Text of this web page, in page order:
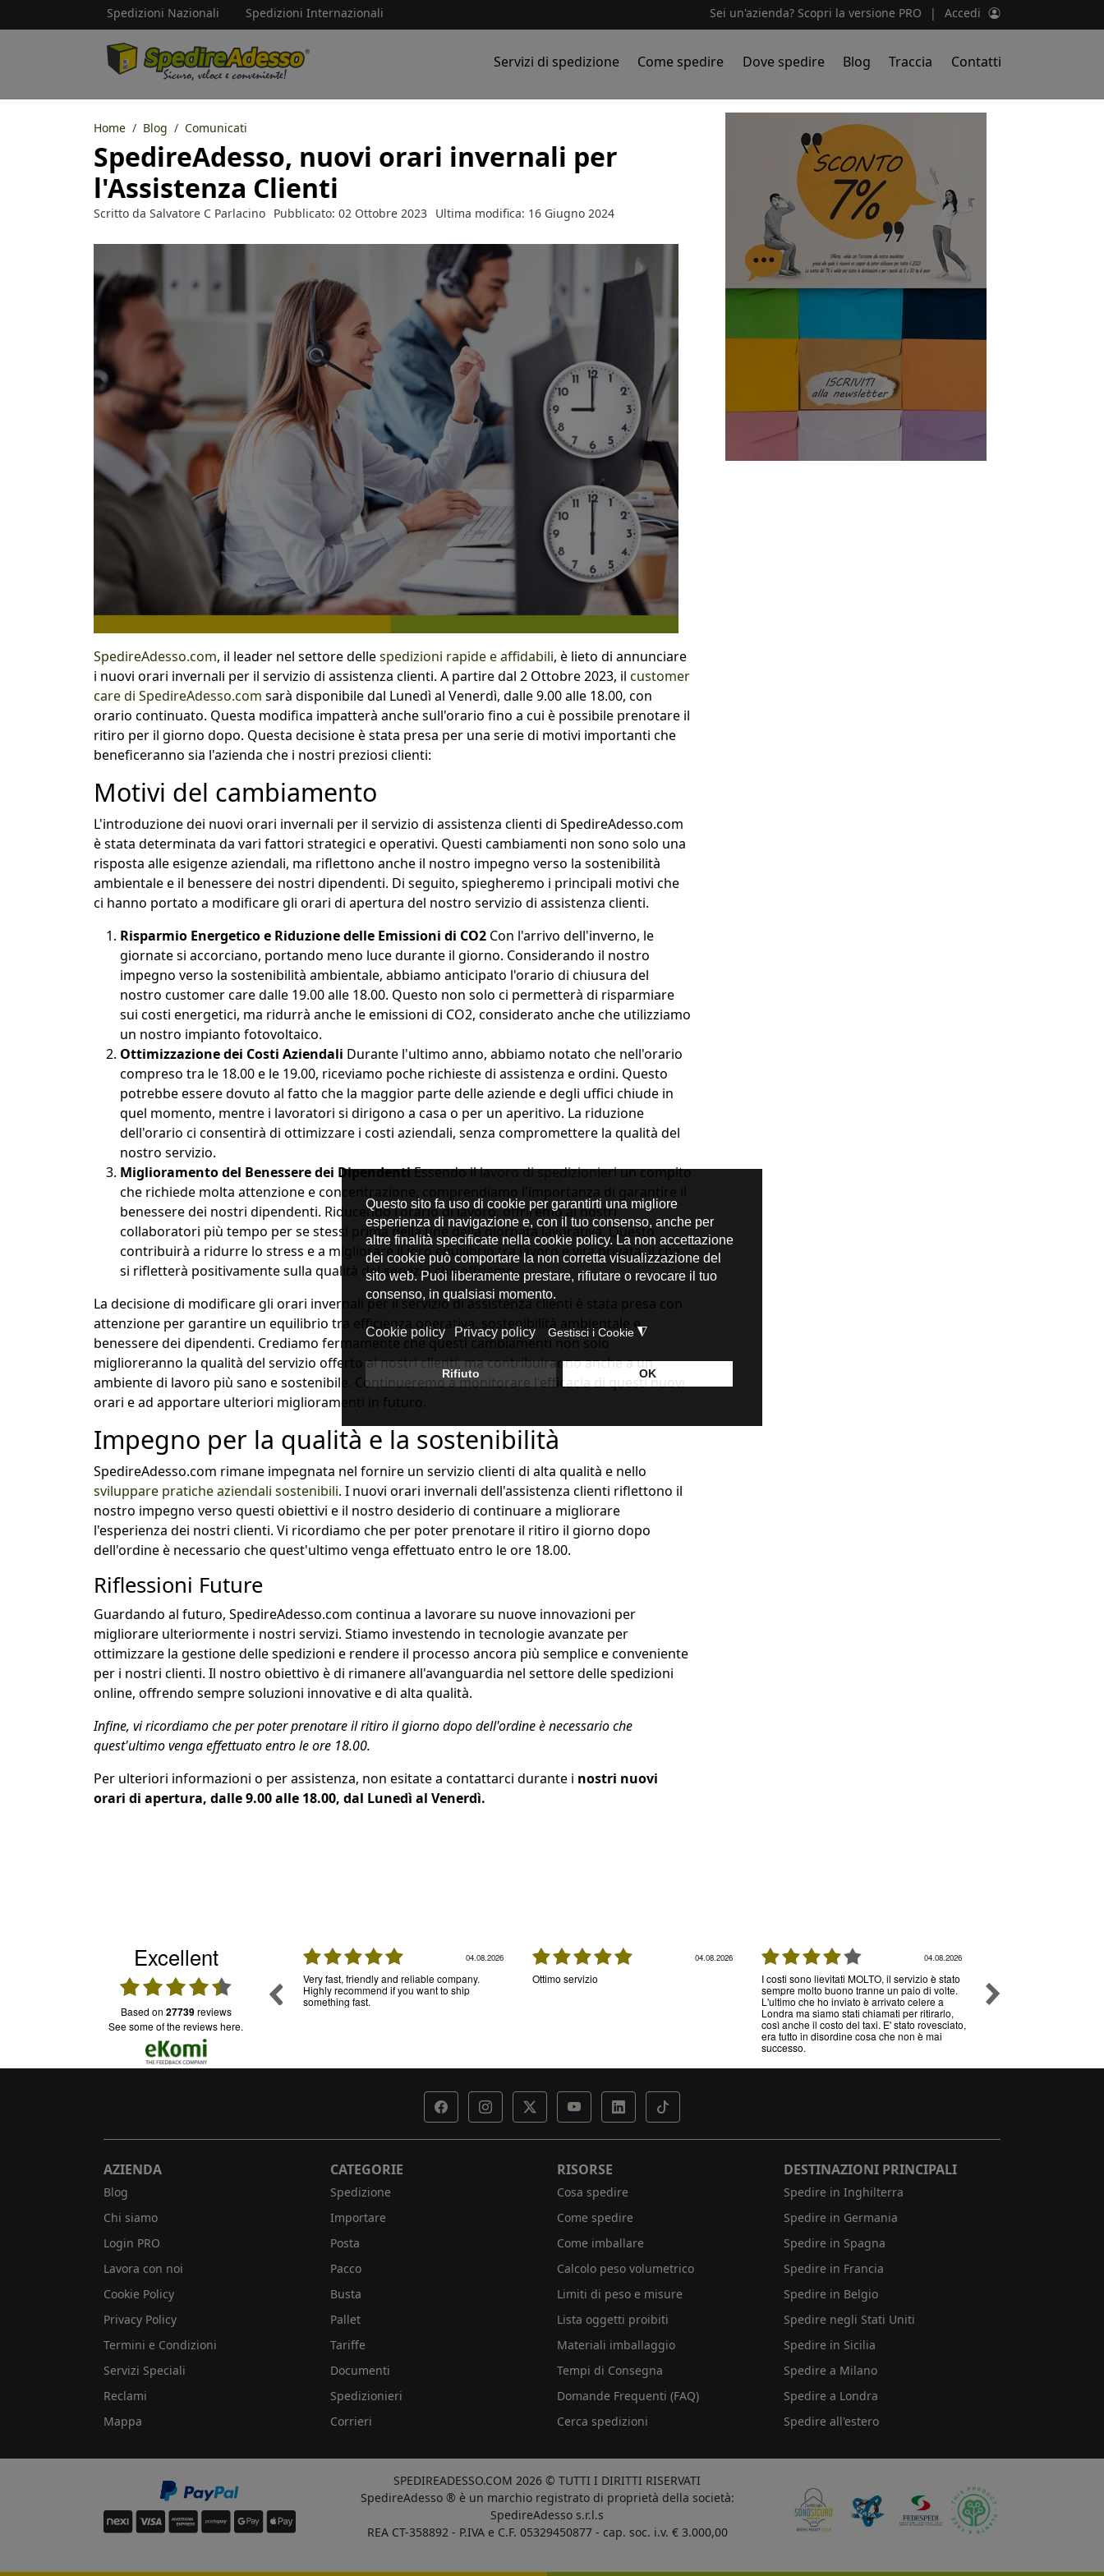
Spedizioni Nazionali Spedizioni Internazionali Sei un'azienda? Scopri la versione PRO | Accedi
Servizi di spedizione Come spedire Dove spedire Blog Traccia Contatti
Home Blog Comunicati
SpedireAdesso, nuovi orari invernali per
l'Assistenza Clienti
Scritto da Salvatore C Parlacino Pubblicato: 02 Ottobre 2023 Ultima modifica: 16 Giugno 2024
SpedireAdesso.com, il leader nel settore dellespedizioni rapide e affidabili, è lieto di annunciare
i nuovi orari invernali per il servizio di assistenza clienti. A partire dal 2 Ottobre 2023, il customer
care di SpedireAdesso.com sarà disponibile dal Lunedì al Venerdì, dalle 9.00 alle 18.00, con
orario continuato. Questa modifica impatterà anche sull'orario fino a cui è possibile prenotare il
ritiro per il giorno dopo. Questa decisione è stata presa per una serie di motivi importanti che
beneficeranno sia l'azienda che i nostri preziosi clienti:
Motivi del cambiamento
L'introduzione dei nuovi orari invernali per il servizio di assistenza clienti di SpedireAdesso.com
è stata determinata da vari fattori strategici e operativi. Questi cambiamenti non sono solo una
risposta alle esigenze aziendali, ma riflettono anche il nostro impegno verso la sostenibilità
ambientale e il benessere dei nostri dipendenti. Di seguito, spiegheremo i principali motivi che
ci hanno portato a modificare gli orari di apertura del nostro servizio di assistenza clienti.
Risparmio Energetico e Riduzione delle Emissioni di CO2 Con l'arrivo dell'inverno, le
giornate si accorciano, portando meno luce durante il giorno. Considerando il nostro
impegno verso la sostenibilità ambientale, abbiamo anticipato l'orario di chiusura del
nostro customer care dalle 19.00 alle 18.00. Questo non solo ci permetterà di risparmiare
sui costi energetici, ma ridurrà anche le emissioni di CO2, considerato anche che utilizziamo
un nostro impianto fotovoltaico.
Ottimizzazione dei Costi Aziendali Durante l'ultimo anno, abbiamo notato che nell'orario
compreso tra le 18.00 e le 19.00, riceviamo poche richieste di assistenza e ordini. Questo
potrebbe essere dovuto al fatto che la maggior parte delle aziende e degli uffici chiude in
quel momento, mentre i lavoratori si dirigono a casa o per un aperitivo. La riduzione
dell'orario ci consentirà di ottimizzare i costi aziendali, senza compromettere la qualità del
nostro servizio.
Miglioramento del Benessere dei DipendentiEssendo illavoro di spedizionieriun compito
che richiede molta attenzione e concentrazione, comprendiamo l'importanza di garantire il
benessere dei nostri dipendenti. Riducendo l'orario di lavoro, offriremo ai nostri
collaboratori più tempo per se stessi prima della fine della giornata lavorativa. Questo
contribuirà a ridurre lo stress e a migliorare il loro equilibrio tra lavoro e vita privata, il che
si rifletterà positivamente sulla qualità del servizio che offriamo.
La decisione di modificare gli orari invernali per il servizio di assistenza clienti è stata presa con
attenzione per garantire un equilibrio tra efficienza operativa, sostenibilità ambientale e
benessere dei dipendenti. Crediamo fermamente che questi cambiamenti non solo
miglioreranno la qualità del servizio offerto ai nostri clienti, ma contribuiranno anche a un
ambiente di lavoro più sano e sostenibile. Continueremo a monitorare l'efficacia di questi nuovi
orari e ad apportare ulteriori miglioramenti in futuro.
Impegno per la qualità e la sostenibilità
SpedireAdesso.com rimane impegnata nel fornire un servizio clienti di alta qualità e nello
sviluppare pratiche aziendali sostenibili. I nuovi orari invernali dell'assistenza clienti riflettono il
nostro impegno verso questi obiettivi e il nostro desiderio di continuare a migliorare
l'esperienza dei nostri clienti. Vi ricordiamo che per poter prenotare il ritiro il giorno dopo
dell'ordine è necessario che quest'ultimo venga effettuato entro le ore 18.00.
Riflessioni Future
Guardando al futuro, SpedireAdesso.com continua a lavorare su nuove innovazioni per
migliorare ulteriormente i nostri servizi. Stiamo investendo in tecnologie avanzate per
ottimizzare la gestione delle spedizioni e rendere il processo ancora più semplice e conveniente
per i nostri clienti. Il nostro obiettivo è di rimanere all'avanguardia nel settore delle spedizioni
online, offrendo sempre soluzioni innovative e di alta qualità.
Infine, vi ricordiamo che per poter prenotare il ritiro il giorno dopo dell'ordine è necessario che
quest'ultimo venga effettuato entro le ore 18.00.
Per ulteriori informazioni o per assistenza, non esitate a contattarci durante i nostri nuovi
orari di apertura, dalle 9.00 alle 18.00, dal Lunedì al Venerdì.
Excellent
based on 27739reviews
see some of the reviews here.
Una garanzia. Ho usato già tante volte questo
servizio e mi sono trovata molto bene.
Puntuali e trasparenti. Assistenza: funziona e
il personale è cordiale
04.08.2026
Very fast, friendly and reliable company.
Highly recommend if you want to ship
something fast.
04.08.2026
Ottimo servizio
04.08.2026
I costi sono lievitati MOLTO, il servizio è stato
sempre molto buono tranne un paio di volte.
L'ultimo che ho inviato è arrivato celere a
Londra ma siamo stati chiamati per ritirarlo,
così anche il costo del taxi. E' stato rovesciato,
era tutto in disordine cosa che non è mai
successo.
senza nessun problema
volte che utilizzo il loro
AZIENDA
Blog
Chi siamo
Login PRO
Lavora con noi
Cookie Policy
Privacy Policy
Termini e Condizioni
Servizi Speciali
Reclami
Mappa
CATEGORIE
Spedizione
Importare
Posta
Pacco
Busta
Pallet
Tariffe
Documenti
Spedizionieri
Corrieri
RISORSE
Cosa spedire
Come spedire
Come imballare
Calcolo peso volumetrico
Limiti di peso e misure
Lista oggetti proibiti
Materiali imballaggio
Tempi di Consegna
Domande Frequenti (FAQ)
Cerca spedizioni
DESTINAZIONI PRINCIPALI
Spedire in Inghilterra
Spedire in Germania
Spedire in Spagna
Spedire in Francia
Spedire in Belgio
Spedire negli Stati Uniti
Spedire in Sicilia
Spedire a Milano
Spedire a Londra
Spedire all'estero
SPEDIREADESSO.COM 2026 © TUTTI I DIRITTI RISERVATI
SpedireAdesso ® è un marchio registrato di proprietà della società:
SpedireAdesso s.r.l.s
REA CT-358892 - P.IVA e C.F. 05329450877 - cap. soc. i.v. € 3.000,00